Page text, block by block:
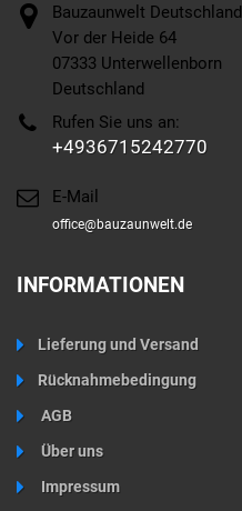
Bauzaunwelt Deutschland
Vor der Heide 64
07333 Unterwellenborn
Deutschland
Rufen Sie uns an:
+4936715242770
E-Mail
office@bauzaunwelt.de
INFORMATIONEN
Lieferung und Versand
Rücknahmebedingung
AGB
Über uns
Impressum